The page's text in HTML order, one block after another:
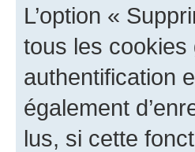
L’option «
tous les
authentification
également
lus, si cette